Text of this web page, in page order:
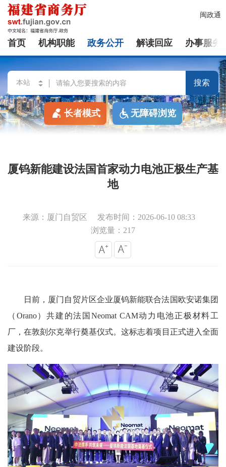
闽政通
首页 机构职能 政务公开 解读回应 办事服务
搜索
长者模式 无障碍浏览
厦钨新能建设法国首家动力电池正极生产基
地
来源：厦门自贸区
发布时间：2026-06-10 08:33
浏览量：217
日前，厦门自贸片区企业厦钨新能联合法国欧安诺集团
（Orano）共建的法国Neomat CAM动力电池正极材料工
厂，在敦刻尔克举行奠基仪式。这标志着项目正式进入全面
建设阶段。